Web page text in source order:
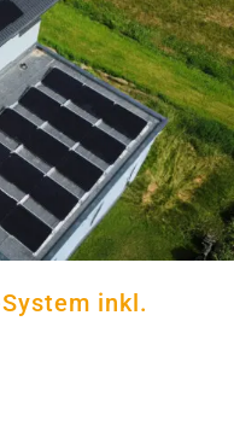
PV-System
inkl.